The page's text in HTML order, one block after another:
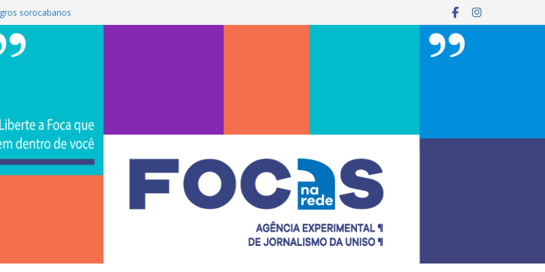
sorocabanos
artista do #ConviteMPB do
2026 promove integração, ciência e